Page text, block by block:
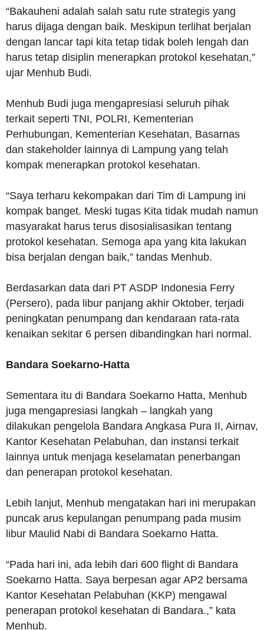
“Bakauheni adalah salah satu rute strategis yang
harus dijaga dengan baik. Meskipun terlihat berjalan
dengan lancar tapi kita tetap tidak boleh lengah dan
harus tetap disiplin menerapkan protokol kesehatan,”
ujar Menhub Budi.
Menhub Budi juga mengapresiasi seluruh pihak
terkait seperti TNI, POLRI, Kementerian
Perhubungan, Kementerian Kesehatan, Basarnas
dan stakeholder lainnya di Lampung yang telah
kompak menerapkan protokol kesehatan.
“Saya terharu kekompakan dari Tim di Lampung ini
kompak banget. Meski tugas Kita tidak mudah namun
masyarakat harus terus disosialisasikan tentang
protokol kesehatan. Semoga apa yang kita lakukan
bisa berjalan dengan baik,” tandas Menhub.
Berdasarkan data dari PT ASDP Indonesia Ferry
(Persero), pada libur panjang akhir Oktober, terjadi
peningkatan penumpang dan kendaraan rata-rata
kenaikan sekitar 6 persen dibandingkan hari normal.
Bandara Soekarno-Hatta
Sementara itu di Bandara Soekarno Hatta, Menhub
juga mengapresiasi langkah – langkah yang
dilakukan pengelola Bandara Angkasa Pura II, Airnav,
Kantor Kesehatan Pelabuhan, dan instansi terkait
lainnya untuk menjaga keselamatan penerbangan
dan penerapan protokol kesehatan.
Lebih lanjut, Menhub mengatakan hari ini merupakan
puncak arus kepulangan penumpang pada musim
libur Maulid Nabi di Bandara Soekarno Hatta.
“Pada hari ini, ada lebih dari 600 flight di Bandara
Soekarno Hatta. Saya berpesan agar AP2 bersama
Kantor Kesehatan Pelabuhan (KKP) mengawal
penerapan protokol kesehatan di Bandara.,” kata
Menhub.